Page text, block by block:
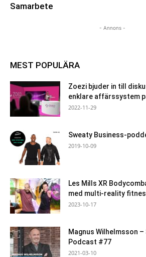
Samarbete
- Annons -
MEST POPULÄRA
Zoezi bjuder in till
enklare affärssystem
2022-11-29
Sweaty Business-
2019-10-09
Les Mills XR
med multi-reality
2023-10-17
Magnus Wilhelmsson
Podcast #77
2021-03-10